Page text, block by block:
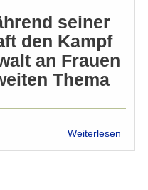
seiner
den Kampf
an Frauen
Thema
Weiterlesen